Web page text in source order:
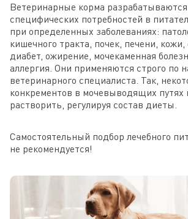
Ветеринарные корма разрабатываются
специфических потребностей в
при определенных заболеваниях:
кишечного тракта, почек, печени,
диабет, ожирение, мочекаменная
аллергия. Они применяются строго по
ветеринарного специалиста. Так,
конкрементов в мочевыводящих путях
растворить, регулируя состав диеты.
Самостоятельный подбор лечебного
не рекомендуется!